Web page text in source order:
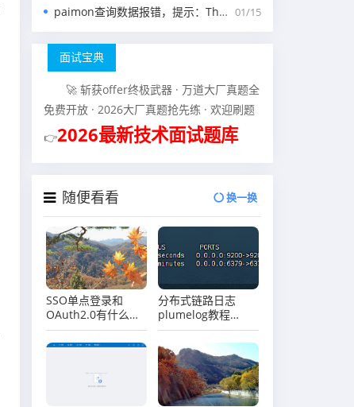
01/15
paimon查询数据报错，提示：The specified scan snapshotId 15845 is out of available snapshotId range [17875, 178
面试宝典
🚀 斩获offer终极武器 · 万道大厂真题全
免费开放 · 2026大厂真题抢先练 · 欢迎刷题
👉2026最新技术面试题库
随便看看 换一换
SSO单点登录和
OAuth2.0有什么区
别？
分布式链路日志
plumelog教程
（一）plumelog
docker方式部署